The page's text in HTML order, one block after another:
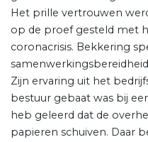
Het prille vertrouwen
op de proef gesteld met
coronacrisis. Bekkering
Zijn ervaring uit het
bestuur gebaat was bij
heb geleerd dat de
papieren schuiven. Daar